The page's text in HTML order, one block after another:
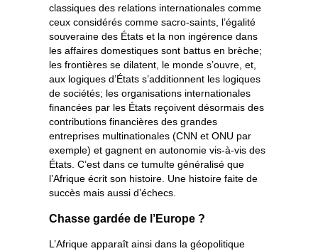
classiques des relations internationales comme
ceux considérés comme sacro-saints, l’égalité
souveraine des États et la non ingérence dans
les affaires domestiques sont battus en brèche;
les frontières se dilatent, le monde s’ouvre, et,
aux logiques d’États s’additionnent les logiques
de sociétés; les organisations internationales
financées par les États reçoivent désormais des
contributions financières des grandes
entreprises multinationales (CNN et ONU par
exemple) et gagnent en autonomie vis-à-vis des
États. C’est dans ce tumulte généralisé que
l’Afrique écrit son histoire. Une histoire faite de
succès mais aussi d’échecs.
Chasse gardée de l’Europe ?
L’Afrique apparaît ainsi dans la géopolitique